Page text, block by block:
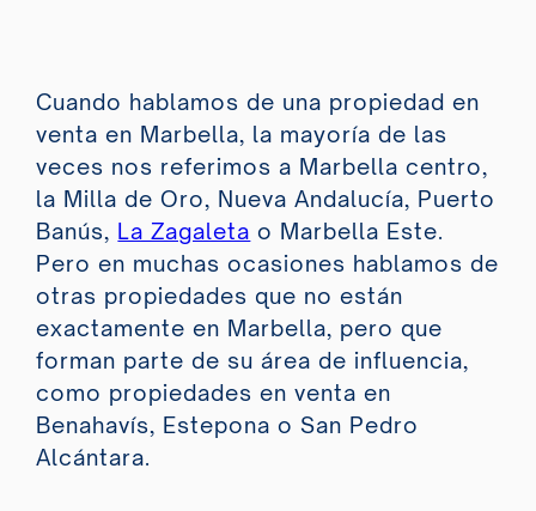
Cuando hablamos de una propiedad en
venta en Marbella, la mayoría de las
veces nos referimos a Marbella centro,
la Milla de Oro, Nueva Andalucía, Puerto
Banús, La Zagaleta o Marbella Este.
Pero en muchas ocasiones hablamos de
otras propiedades que no están
exactamente en Marbella, pero que
forman parte de su área de influencia,
como propiedades en venta en
Benahavís, Estepona o San Pedro
Alcántara.